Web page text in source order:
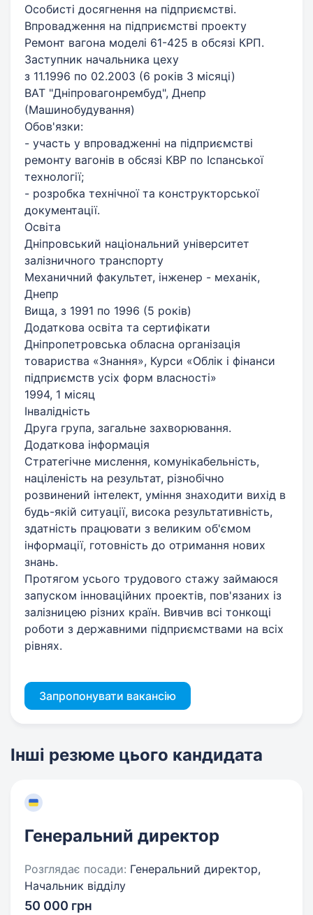
Особисті досягнення на підприємстві.
Впровадження на підприємстві проекту
Ремонт вагона моделі 61-425 в обсязі КРП.
Заступник начальника цеху
з 11.1996 по 02.2003 (6 років 3 місяці)
ВАТ "Дніпровагонрембуд", Днепр
(Машинобудування)
Обов'язки:
- участь у впровадженні на підприємстві
ремонту вагонів в обсязі КВР по Іспанської
технології;
- розробка технічної та конструкторської
документації.
Освіта
Дніпровський національний університет
залізничного транспорту
Механичний факультет, інженер - механік,
Днепр
Вища, з 1991 по 1996 (5 років)
Додаткова освіта та сертифікати
Дніпропетровська обласна організація
товариства «Знання», Курси «Облік і фінанси
підприємств усіх форм власності»
1994, 1 місяц
Інвалідність
Друга група, загальне захворювання.
Додаткова інформація
Стратегічне мислення, комунікабельність,
націленість на результат, різнобічно
розвинений інтелект, уміння знаходити вихід в
будь-якій ситуації, висока результативність,
здатність працювати з великим об'ємом
інформації, готовність до отримання нових
знань.
Протягом усього трудового стажу займаюся
запуском інноваційних проектів, пов'язаних із
залізницею різних країн. Вивчив всі тонкощі
роботи з державними підприємствами на всіх
рівнях.
Запропонувати вакансію
Інші резюме цього кандидата
Генеральний директор
Розглядає посади: Генеральний директор,
Начальник відділу
50 000 грн